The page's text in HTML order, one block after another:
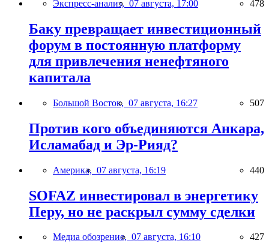
Экспресс-анализ, 07 августа, 17:00 478
Баку превращает инвестиционный
форум в постоянную платформу
для привлечения ненефтяного
капитала
Большой Восток, 07 августа, 16:27 507
Против кого объединяются Анкара,
Исламабад и Эр-Рияд?
Америка, 07 августа, 16:19 440
SOFAZ инвестировал в энергетику
Перу, но не раскрыл сумму сделки
Медиа обозрение, 07 августа, 16:10 427